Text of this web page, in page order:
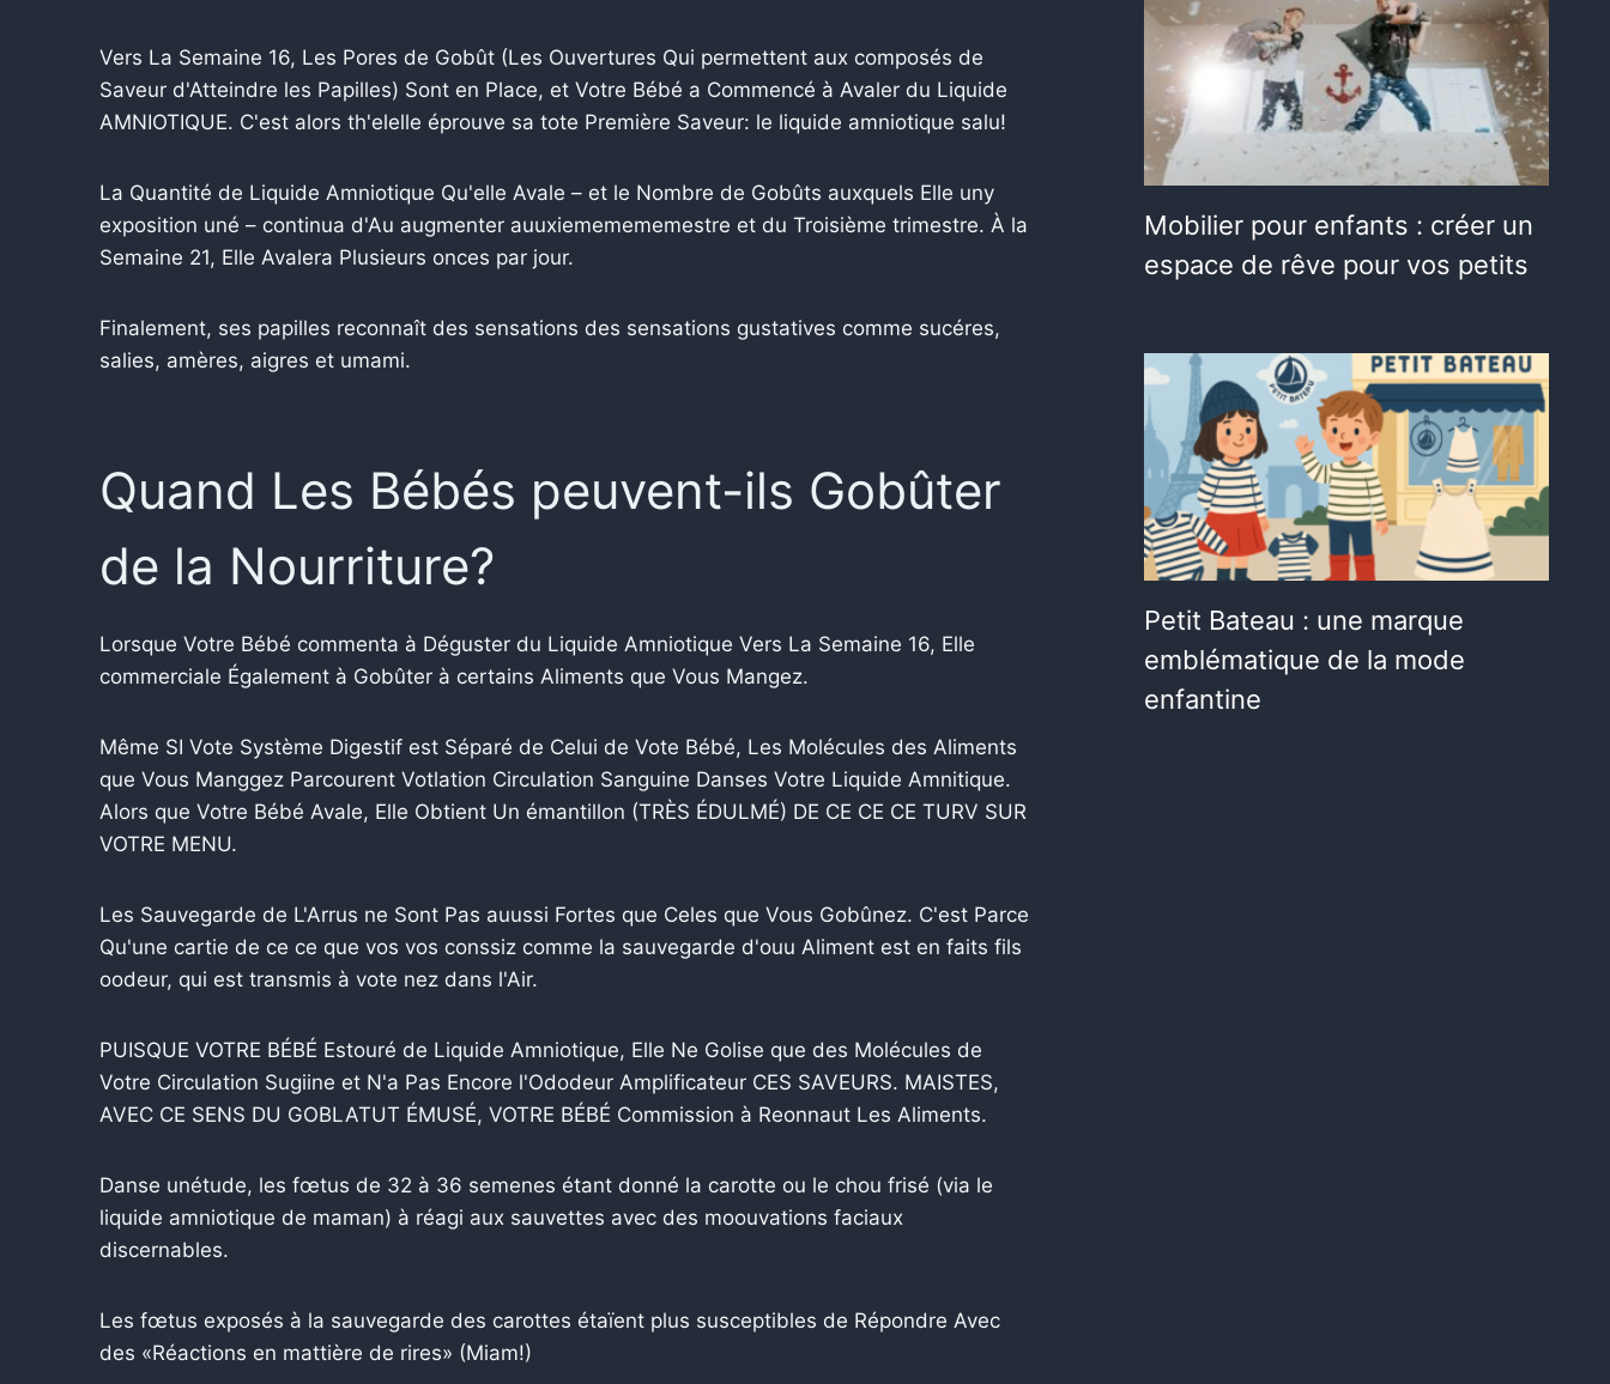
Vers La Semaine 16, Les Pores de Gobût (Les Ouvertures Qui permettent aux composés de
Saveur d'Atteindre les Papilles) Sont en Place, et Votre Bébé a Commencé à Avaler du Liquide
AMNIOTIQUE. C'est alors th'elelle éprouve sa tote Première Saveur: le liquide amniotique salu!
La Quantité de Liquide Amniotique Qu'elle Avale – et le Nombre de Gobûts auxquels Elle uny
exposition uné – continua d'Au augmenter auuxiememememestre et du Troisième trimestre. À la
Semaine 21, Elle Avalera Plusieurs onces par jour.
Finalement, ses papilles reconnaît des sensations des sensations gustatives comme sucéres,
salies, amères, aigres et umami.
Quand Les Bébés peuvent-ils Gobûter
de la Nourriture?
Lorsque Votre Bébé commenta à Déguster du Liquide Amniotique Vers La Semaine 16, Elle
commerciale Également à Gobûter à certains Aliments que Vous Mangez.
Même SI Vote Système Digestif est Séparé de Celui de Vote Bébé, Les Molécules des Aliments
que Vous Manggez Parcourent Votlation Circulation Sanguine Danses Votre Liquide Amnitique.
Alors que Votre Bébé Avale, Elle Obtient Un émantillon (TRÈS ÉDULMÉ) DE CE CE CE TURV SUR
VOTRE MENU.
Les Sauvegarde de L'Arrus ne Sont Pas auussi Fortes que Celes que Vous Gobûnez. C'est Parce
Qu'une cartie de ce ce que vos vos conssiz comme la sauvegarde d'ouu Aliment est en faits fils
oodeur, qui est transmis à vote nez dans l'Air.
PUISQUE VOTRE BÉBÉ Estouré de Liquide Amniotique, Elle Ne Golise que des Molécules de
Votre Circulation Sugiine et N'a Pas Encore l'Ododeur Amplificateur CES SAVEURS. MAISTES,
AVEC CE SENS DU GOBLATUT ÉMUSÉ, VOTRE BÉBÉ Commission à Reonnaut Les Aliments.
Danse unétude, les fœtus de 32 à 36 semenes étant donné la carotte ou le chou frisé (via le
liquide amniotique de maman) à réagi aux sauvettes avec des moouvations faciaux
discernables.
Les fœtus exposés à la sauvegarde des carottes étaïent plus susceptibles de Répondre Avec
des «Réactions en mattière de rires» (Miam!)
Mobilier pour enfants : créer un
espace de rêve pour vos petits
Petit Bateau : une marque
emblématique de la mode
enfantine